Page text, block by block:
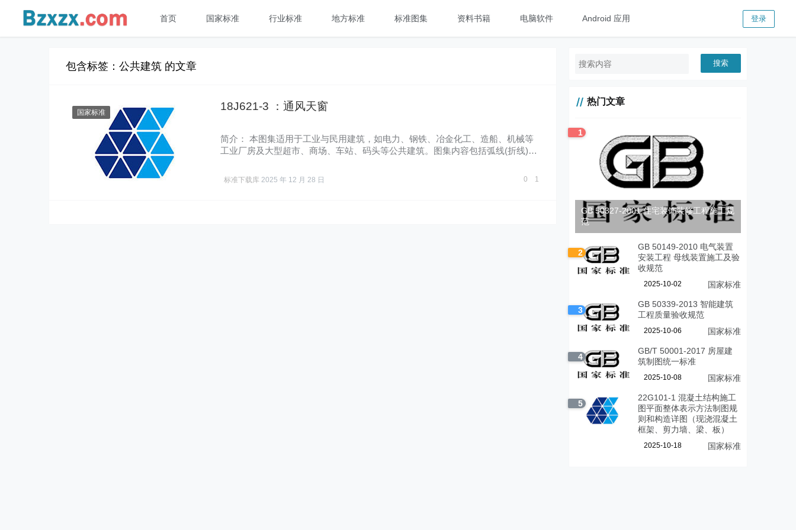
首页 国家标准 行业标准 地方标准 标准图集 资料书籍 电脑软件 Android 应用 登录
包含标签：公共建筑 的文章
国家标准 18J621-3 ：通风天窗
简介： 本图集适用于工业与民用建筑，如电力、钢铁、冶金化工、造船、机械等
工业厂房及大型超市、商场、车站、码头等公共建筑。图集内容包括弧线(折线)型
标准下载库 2025 年 12 月 28 日 0 1
搜索
热门文章
1
GB 50327-2001 住宅装饰装修工程施工规
范
2
GB 50149-2010 电气装置
安装工程 母线装置施工及验
收规范
2025-10-02 国家标准
3
GB 50339-2013 智能建筑
工程质量验收规范
2025-10-06 国家标准
4
GB/T 50001-2017 房屋建
筑制图统一标准
2025-10-08 国家标准
5
22G101-1 混凝土结构施工
图平面整体表示方法制图规
则和构造详图（现浇混凝土
框架、剪力墙、梁、板）
2025-10-18 国家标准